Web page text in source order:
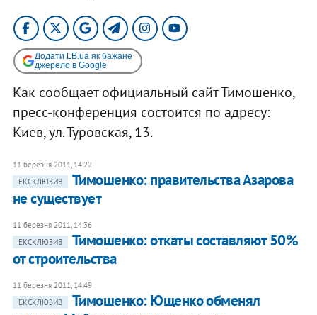
Додати LB.ua як бажане
джерело в Google
Как сообщает официальный сайт Тимошенко,
пресс-конференция состоится по адресу:
Киев, ул. Туровская, 13.
11 березня 2011, 14:22
ЕКСКЛЮЗИВ
​Тимошенко: правительства Азарова
не существует
11 березня 2011, 14:36
ЕКСКЛЮЗИВ
​Тимошенко: откаты составляют 50%
от строительства
11 березня 2011, 14:49
ЕКСКЛЮЗИВ
Тимошенко: Ющенко обменял